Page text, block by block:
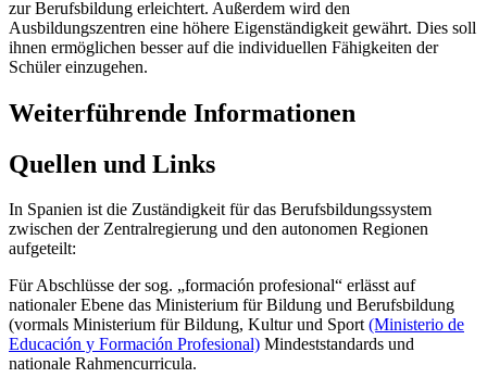
zur Berufsbildung erleichtert. Außerdem wird den
Ausbildungszentren eine höhere Eigenständigkeit gewährt. Dies soll
ihnen ermöglichen besser auf die individuellen Fähigkeiten der
Schüler einzugehen.
Weiterführende Informationen
Quellen und Links
In Spanien ist die Zuständigkeit für das Berufsbildungssystem
zwischen der Zentralregierung und den autonomen Regionen
aufgeteilt:
Für Abschlüsse der sog. „formación profesional“ erlässt auf
nationaler Ebene das Ministerium für Bildung und Berufsbildung
(vormals Ministerium für Bildung, Kultur und Sport(Ministerio de
Educación y Formación Profesional) Mindeststandards und
nationale Rahmencurricula.